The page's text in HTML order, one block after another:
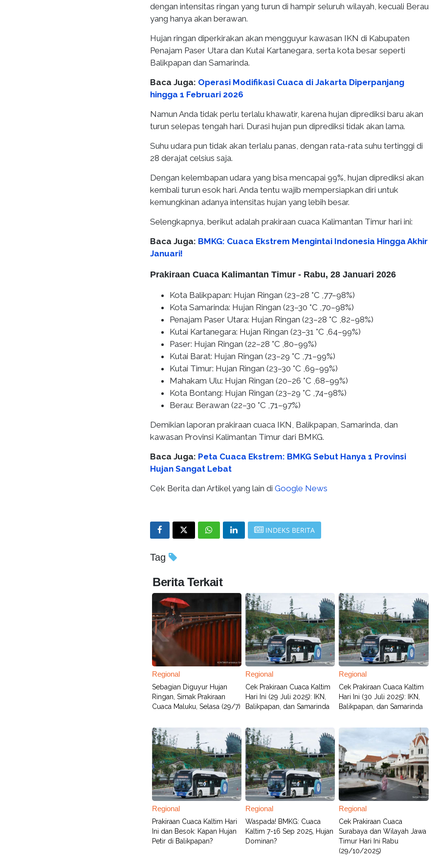
dengan intensitas ringan yang turun di hampir seluruh wilayah, kecuali Berau
yang hanya akan berawan.
Hujan ringan diperkirakan akan mengguyur kawasan IKN di Kabupaten
Penajam Paser Utara dan Kutai Kartanegara, serta kota besar seperti
Balikpapan dan Samarinda.
Baca Juga: Operasi Modifikasi Cuaca di Jakarta Diperpanjang
hingga 1 Februari 2026
Namun Anda tidak perlu terlalu khawatir, karena hujan diprediksi baru akan
turun selepas tengah hari. Durasi hujan pun diprediksi tidak akan lama.
Suhu udara pun tidak akan terlalu panas, dengan rata-rata suhu tertinggi di
28 derajat celsius saja.
Dengan kelembapan udara yang bisa mencapai 99%, hujan diprediksi akan
kembali turun esok hari. Anda tentu wajib mempersiapkan diri untuk
kemungkinan adanya intensitas hujan yang lebih besar.
Selengkapnya, berikut adalah prakiraan cuaca Kalimantan Timur hari ini:
Baca Juga: BMKG: Cuaca Ekstrem Mengintai Indonesia Hingga Akhir
Januari!
Prakiraan Cuaca Kalimantan Timur - Rabu, 28 Januari 2026
Kota Balikpapan: Hujan Ringan (23–28 °C ,77–98%)
Kota Samarinda: Hujan Ringan (23–30 °C ,70–98%)
Penajam Paser Utara: Hujan Ringan (23–28 °C ,82–98%)
Kutai Kartanegara: Hujan Ringan (23–31 °C ,64–99%)
Paser: Hujan Ringan (22–28 °C ,80–99%)
Kutai Barat: Hujan Ringan (23–29 °C ,71–99%)
Kutai Timur: Hujan Ringan (23–30 °C ,69–99%)
Mahakam Ulu: Hujan Ringan (20–26 °C ,68–99%)
Kota Bontang: Hujan Ringan (23–29 °C ,74–98%)
Berau: Berawan (22–30 °C ,71–97%)
Demikian laporan prakiraan cuaca IKN, Balikpapan, Samarinda, dan
kawasan Provinsi Kalimantan Timur dari BMKG.
Baca Juga: Peta Cuaca Ekstrem: BMKG Sebut Hanya 1 Provinsi
Hujan Sangat Lebat
Cek Berita dan Artikel yang lain di Google News
INDEKS BERITA
Tag
Berita Terkait
Regional
Sebagian Diguyur Hujan
Ringan, Simak Prakiraan
Cuaca Maluku, Selasa (29/7)
Regional
Cek Prakiraan Cuaca Kaltim
Hari Ini (29 Juli 2025): IKN,
Balikpapan, dan Samarinda
Regional
Cek Prakiraan Cuaca Kaltim
Hari Ini (30 Juli 2025): IKN,
Balikpapan, dan Samarinda
Regional
Prakiraan Cuaca Kaltim Hari
Ini dan Besok: Kapan Hujan
Petir di Balikpapan?
Regional
Waspada! BMKG: Cuaca
Kaltim 7-16 Sep 2025, Hujan
Dominan?
Regional
Cek Prakiraan Cuaca
Surabaya dan Wilayah Jawa
Timur Hari Ini Rabu
(29/10/2025)